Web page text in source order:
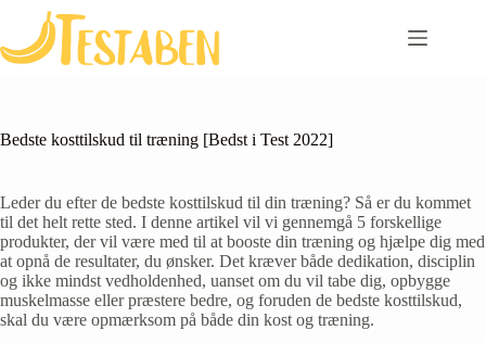
content
Bedste kosttilskud til træning [Bedst i Test 2022]
Leder du efter de bedste kosttilskud til din træning? Så er du kommet
til det helt rette sted. I denne artikel vil vi gennemgå 5 forskellige
produkter, der vil være med til at booste din træning og hjælpe dig med
at opnå de resultater, du ønsker. Det kræver både dedikation, disciplin
og ikke mindst vedholdenhed, uanset om du vil tabe dig, opbygge
muskelmasse eller præstere bedre, og foruden de bedste kosttilskud,
skal du være opmærksom på både din kost og træning.